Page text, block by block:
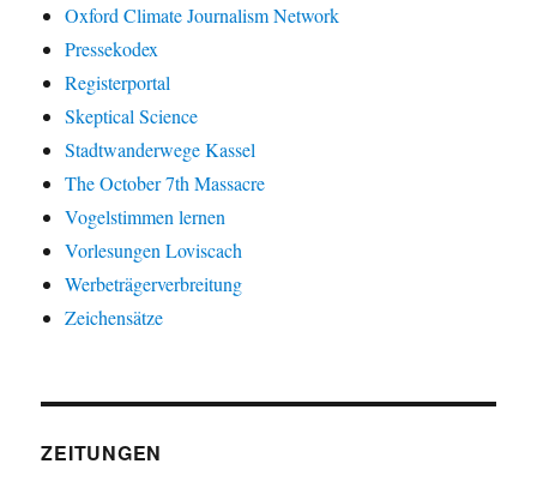
Oxford Climate Journalism Network
Pressekodex
Registerportal
Skeptical Science
Stadtwanderwege Kassel
The October 7th Massacre
Vogelstimmen lernen
Vorlesungen Loviscach
Werbeträgerverbreitung
Zeichensätze
ZEITUNGEN